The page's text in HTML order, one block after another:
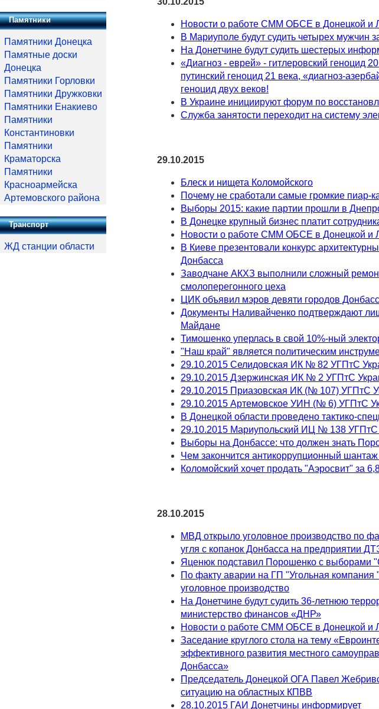
Новости о работе СММ ОБСЕ в Донецкой и
В Мариуполе будут судить четырех мужчин
На Донетчине будут судить шестерых
«Диагноз - еврей» - гитлеровский геноцид
путинский геноцид 21 века, «диагноз-
геноцид двух веков!
В Украине инициируют форум по
Служба занятости переходит на систему
29.10.2015
Блеск и нищета Коломойского
Почему не сработали самые громкие пиар-
Выборы 2015: какие партии прошли в
В Донецке крупный бизнес платит
Новости о работе СММ ОБСЕ в Донецкой и
В Киеве презентовали конкурс
Донбасса
Заводчане АКХЗ выполнили сложный
смолоперегонного цеха
ЦИК объявил мэров девяти городов
Документы Наливайченко подтверждают
Майдане
Тимошенко уперлась в свой 10%-ный
"Наш край" является политическим
29.10.2015 Селидовская ИК № 82 УГПтС
29.10.2015 Дзержинская ИК № 2 УГПтС
29.10.2015 Приазовская ИК (№ 107) УГПтС
29.10.2015 Артемовское УИН (№ 6) УГПтС
В Донецкой области проведено тактико-
29.10.2015 Мариупольский ИЦ № 138 УГПтС
Выборы на Донбассе: что должен знать
Чем закончится антикоррупционный
Коломойский хочет продать "Аэросвит" за
28.10.2015
МВД открыло уголовное производство по
угля с копанок Донбасса на предприятии
Яценюк подставил Порошенко с выборами
По факту аварии на ГП "Угольная компания
уголовное производство
На Донетчине будут судить 36-летнюю
министерство финансов «ДНР»
Новости о работе СММ ОБСЕ в Донецкой и
Заседание круглого стола на тему
эффективного развития местного
Донбасса»
Председатель Донецкой ОГА Павел
ситуацию на областных КПВВ
28.10.2015 ГАИ Донетчины информирует
Памятники
Памятники Донецка
Памятные доски
Донецка
Памятники Горловки
Памятники Дружковки
Памятники Енакиево
Памятники
Константиновки
Памятники
Краматорска
Памятники
Красноармейска
Артемовского района
Транспорт
ЖД станции области